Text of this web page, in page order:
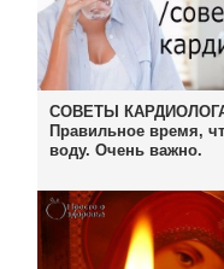
СОВЕТЫ
Правильное время,
воду. Очень важно.